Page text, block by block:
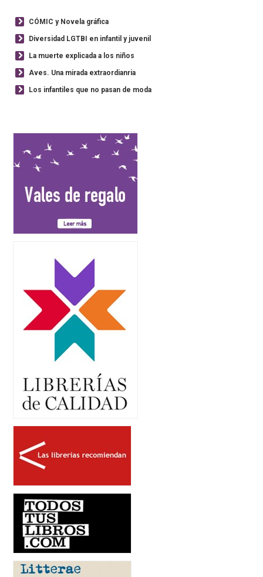
CÓMIC y Novela gráfica
Diversidad LGTBI en infantil y juvenil
La muerte explicada a los niños
Aves. Una mirada extraordianria
Los infantiles que no pasan de moda